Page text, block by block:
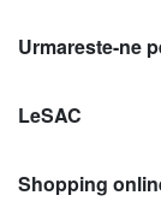
Urmareste-ne
LeSAC
Shopping